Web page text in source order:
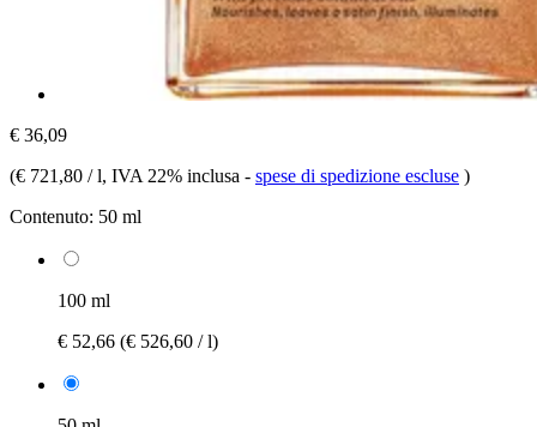
€ 36,09
(€ 721,80 / l, IVA 22% inclusa - spese di spedizione escluse )
Contenuto: 50 ml
100 ml
€ 52,66 (€ 526,60 / l)